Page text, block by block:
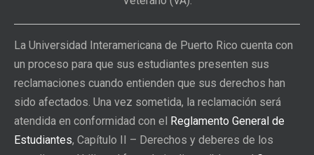
La Universidad Interamericana de Puerto Rico cuenta con
un proceso para que sus estudiantes presenten sus
reclamaciones cuando entienden que sus derechos han
sido afectados. Una vez sometida, la reclamación será
atendida en conformidad con el Reglamento General de
Estudiantes, Capítulo II – Derechos y deberes de los